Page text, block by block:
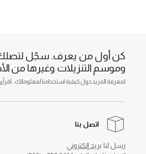
كن أول من يعرف. سجّل لتصلك
وموسم التنزيلات وغيرها من
لمعرفة المزيد حول كيفية استخدامنا لمعلوماتك ، اقرأ
اتصل بنا
رسل لنا بريد إلكتروني